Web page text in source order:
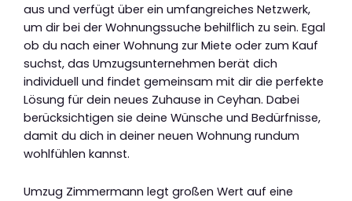
aus und verfügt über ein umfangreiches Netzwerk,
um dir bei der Wohnungssuche behilflich zu sein. Egal
ob du nach einer Wohnung zur Miete oder zum Kauf
suchst, das Umzugsunternehmen berät dich
individuell und findet gemeinsam mit dir die perfekte
Lösung für dein neues Zuhause in Ceyhan. Dabei
berücksichtigen sie deine Wünsche und Bedürfnisse,
damit du dich in deiner neuen Wohnung rundum
wohlfühlen kannst.
Umzug Zimmermann legt großen Wert auf eine